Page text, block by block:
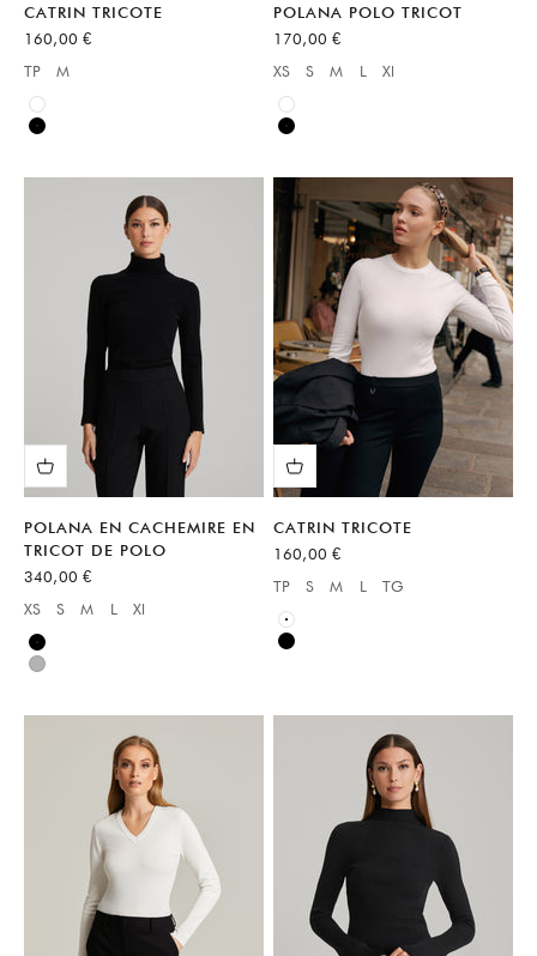
CATRIN TRICOTE
Prix de vente
160,00 €
Available sizes:
TP M
Blanc
Noir
POLANA POLO TRICOT
Prix de vente
170,00 €
Available sizes:
XS S M L Xl
Blanc
Noir
POLANA EN CACHEMIRE EN
TRICOT DE POLO
Prix de vente
340,00 €
Available sizes:
XS S M L Xl
Noir
Gris
CATRIN TRICOTE
Prix de vente
160,00 €
Available sizes:
TP S M L TG
Blanc
Noir